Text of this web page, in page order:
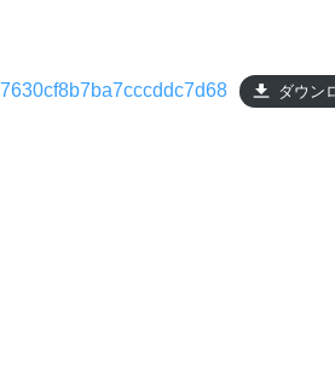
ダウン